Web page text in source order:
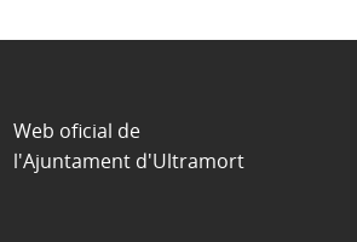
Web oficial de
l'Ajuntament d'Ultramort